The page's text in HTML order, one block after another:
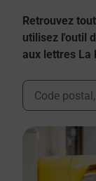
Retrouvez
utilisez l'outil
aux lettres La
Ville,